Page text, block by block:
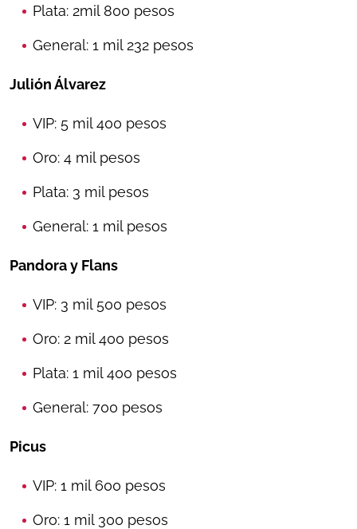
Plata: 2mil 800 pesos
General: 1 mil 232 pesos
Julión Álvarez
VIP: 5 mil 400 pesos
Oro: 4 mil pesos
Plata: 3 mil pesos
General: 1 mil pesos
Pandora y Flans
VIP: 3 mil 500 pesos
Oro: 2 mil 400 pesos
Plata: 1 mil 400 pesos
General: 700 pesos
Picus
VIP: 1 mil 600 pesos
Oro: 1 mil 300 pesos